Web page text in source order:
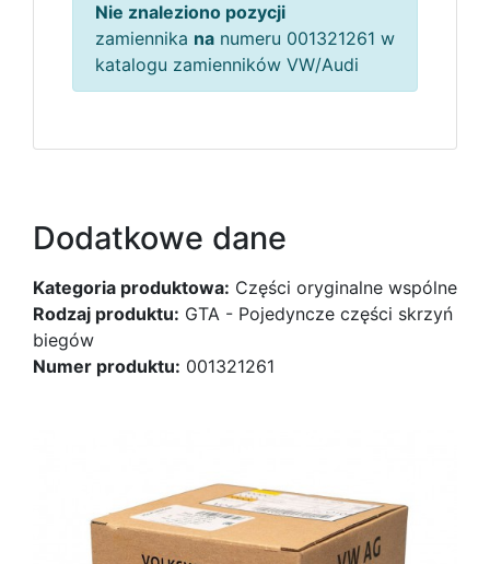
Nie znaleziono pozycji
zamiennika na numeru 001321261 w
katalogu zamienników VW/Audi
Dodatkowe dane
Kategoria produktowa: Części oryginalne wspólne
Rodzaj produktu: GTA - Pojedyncze części skrzyń
biegów
Numer produktu: 001321261